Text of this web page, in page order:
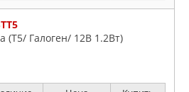
(T5/ Галоген/ 12В 1.2Вт)